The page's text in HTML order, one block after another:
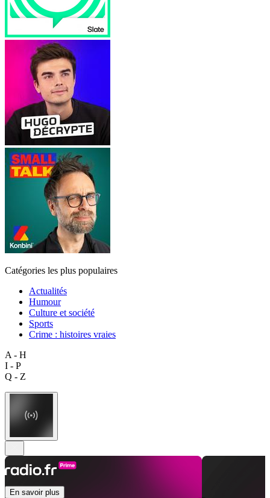
Catégories les plus populaires
Actualités
Humour
Culture et société
Sports
Crime : histoires vraies
A - H
I - P
Q - Z
En savoir plus